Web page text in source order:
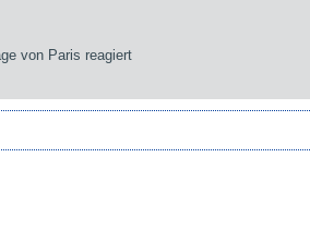
von Paris reagiert